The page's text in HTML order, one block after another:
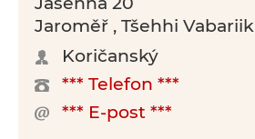
Jaroměř , Tšehhi Vabariik
Koričanský
*** Telefon ***
*** E-post ***